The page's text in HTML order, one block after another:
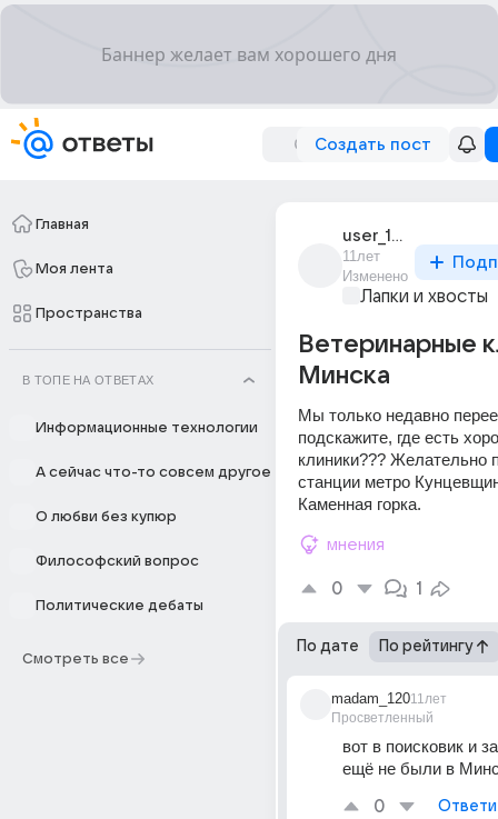
Создать пост
Главная
Моя лента
Пространства
В ТОПЕ НА ОТВЕТАХ
Информационные технологии
А сейчас что-то совсем другое
О любви без купюр
Философский вопрос
Политические дебаты
Смотреть все
user_194976788
11лет
Изменено
Лапки и хвосты
Ветеринарные
Минска
Мы только недавно
подскажите, где есть
клиники??? Желательно
станции метро
Каменная горка.
мнения
0 1
По дате По рейтингу
madam_120
Просветленный
11лет
вот в поисковик и
ещё не были в
0